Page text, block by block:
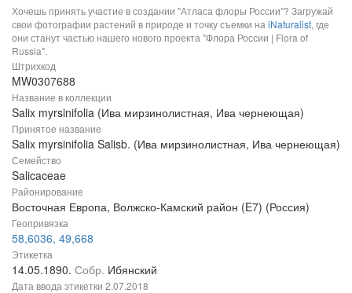
Хочешь принять участие в создании "Атласа флоры России"? Загружай
свои фотографии растений в природе и точку съемки на iNaturalist, где
они станут частью нашего нового проекта "Флора России | Flora of
Russia".
Штрихкод
MW0307688
Название в коллекции
Salix myrsinifolia (Ива мирзинолистная, Ива чернеющая)
Принятое название
Salix myrsinifolia Salisb. (Ива мирзинолистная, Ива чернеющая)
Семейство
Salicaceae
Районирование
Восточная Европа, Волжско-Камский район (E7) (Россия)
Геопривязка
58,6036, 49,668
Этикетка
14.05.1890. Собр. Ибянский
Дата ввода этикетки 2.07.2018